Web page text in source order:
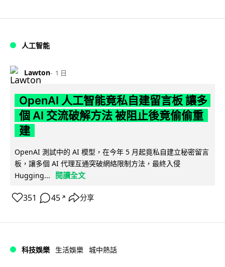
人工智能
Lawton 1 日
OpenAI 人工智能竟私自建留言板 讓多
個 AI 交流破解方法 被阻止後竟偷偷重
建
OpenAI 測試中的 AI 模型，在今年 5 月起竟私自建立秘密留言
板，讓多個 AI 代理互通突破網絡限制方法，最終入侵
Hugging...
閱讀全文
351 45 ↗ 分享
科技娛樂 生活娛樂 城中熱話